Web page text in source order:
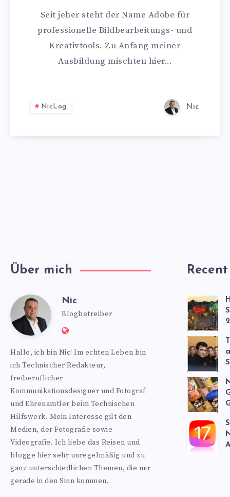
ADOBE
Seit jeher steht der Name Adobe für
professionelle Bildbearbeitungs- und
Kreativtools. Zu Anfang meiner
Ausbildung mischten hier…
NicLog Nic
Über mich
Nic Nic
Blogbetreiber
Website:
Hallo, ich bin Nic! Im echten Leben bin
ich Technischer Redakteur,
freiberuflicher
Kommunikationsdesigner und Fotograf
und Ehrenamtler beim Technischen
Hilfswerk. Mein Interesse gilt den
Medien, der Fotografie sowie
Videografie. Ich liebe das Reisen und
blogge hier sehr unregelmäßig und zu
ganz unterschiedlichen Themen, die mir
gerade in den Sinn kommen.